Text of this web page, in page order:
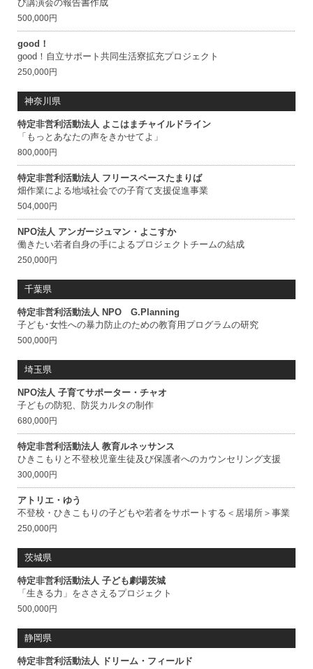
び講演会の報告書作成
500,000円
good！
good！自立サポート共同生活寮拡充プロジェクト
250,000円
神奈川県
特定非営利活動法人 よこはまチャイルドライン
「もっとあなたの声をきかせてよ」
800,000円
特定非営利活動法人 フリースペースたまりば
畑作業による地域社会での子育て支援促進事業
504,000円
NPO法人 アンガージュマン・よこすか
働きたい若者自身の手によるプロジェクトチームの結成
250,000円
千葉県
特定非営利活動法人 NPO G.Planning
子ども･女性への暴力防止のための教育用プログラムの研究
500,000円
埼玉県
NPO法人 子育てサポーター・チャオ
子どもの防犯、防災カルタの制作
680,000円
特定非営利活動法人 教育ルネッサンス
ひきこもりと不登校児童生徒及び保護者へのカウンセリング支援
300,000円
アトリエ・ゆう
不登校・ひきこもりの子どもや若者をサポートする＜居場所＞事業
250,000円
茨城県
特定非営利活動法人 子ども劇場茨城
「生きる力」をささえるプロジェクト
500,000円
静岡県
特定非営利活動法人 ドリーム・フィールド